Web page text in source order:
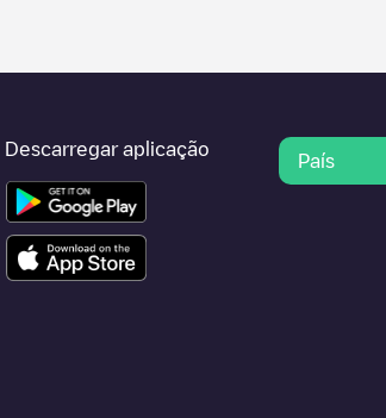
Descarregar aplicação
País